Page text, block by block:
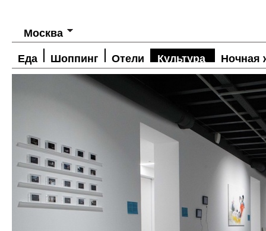
Москва
Еда Шоппинг Отели Культура Ночная